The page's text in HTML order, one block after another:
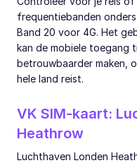
frequentiebanden
Band 20 voor 4G. Het
kan de mobiele toegang
betrouwbaarder maken,
hele land reist.
VK SIM-kaart:
Heathrow
Luchthaven Londen